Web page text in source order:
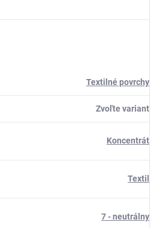
Textilné povrchy
Zvoľte variant
Koncentrát
Textil
7 - neutrálny